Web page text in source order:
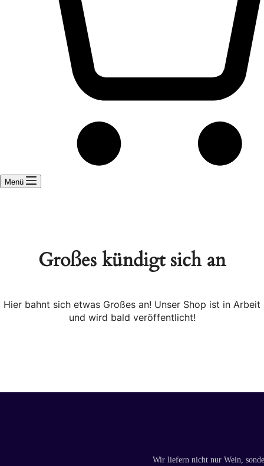
Menü
Großes kündigt sich an
Hier bahnt sich etwas Großes an! Unser Shop ist in Arbeit
und wird bald veröffentlicht!
Wir liefern nicht nur Wein,